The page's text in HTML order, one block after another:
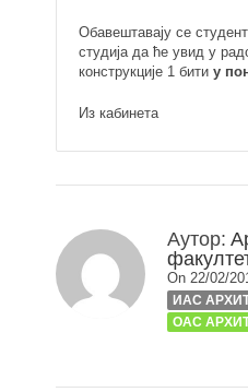
Обавештавају се
студија да ће увид у
конструкције 1 бити у
Из кабинета
Аутор:
On 22/02/
ИАС
ОАС